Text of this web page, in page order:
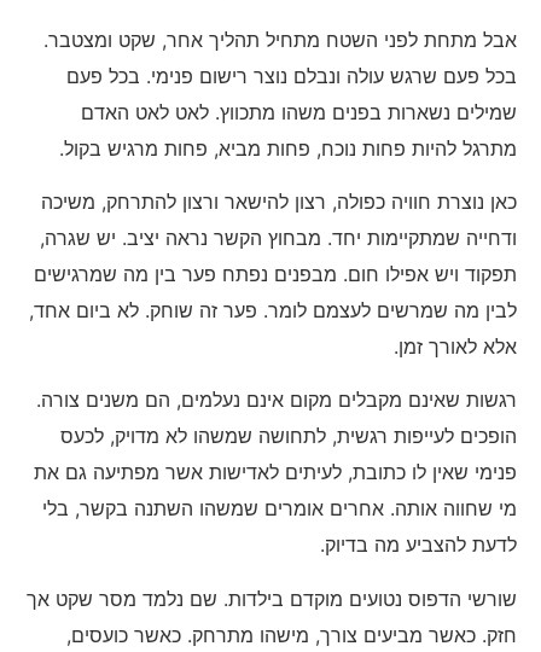
אבל מתחת לפני השטח מתחיל תהליך אחר, שקט ומצטבר.
בכל פעם שרגש עולה ונבלם נוצר רישום פנימי. בכל פעם
שמילים נשארות בפנים משהו מתכווץ. לאט לאט האדם
מתרגל להיות פחות נוכח, פחות מביא, פחות מרגיש בקול.
כאן נוצרת חוויה כפולה, רצון להישאר ורצון להתרחק, משיכה
ודחייה שמתקיימות יחד. מבחוץ הקשר נראה יציב. יש שגרה,
תפקוד ויש אפילו חום. מבפנים נפתח פער בין מה שמרגישים
לבין מה שמרשים לעצמם לומר. פער זה שוחק. לא ביום אחד,
אלא לאורך זמן.
רגשות שאינם מקבלים מקום אינם נעלמים, הם משנים צורה.
הופכים לעייפות רגשית, לתחושה שמשהו לא מדויק, לכעס
פנימי שאין לו כתובת, לעיתים לאדישות אשר מפתיעה גם את
מי שחווה אותה. אחרים אומרים שמשהו השתנה בקשר, בלי
לדעת להצביע מה בדיוק.
שורשי הדפוס נטועים מוקדם בילדות. שם נלמד מסר שקט אך
חזק. כאשר מביעים צורך, מישהו מתרחק. כאשר כועסים,